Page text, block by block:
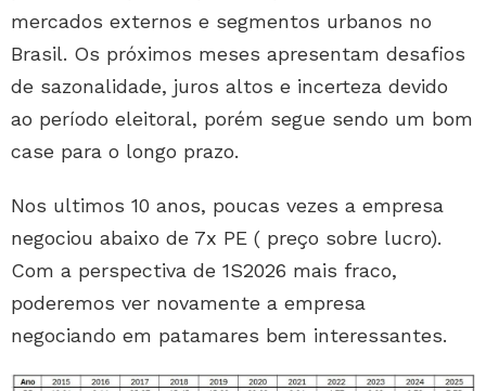
mercados externos e segmentos urbanos no
Brasil. Os próximos meses apresentam desafios
de sazonalidade, juros altos e incerteza devido
ao período eleitoral, porém segue sendo um bom
case para o longo prazo.
Nos ultimos 10 anos, poucas vezes a empresa
negociou abaixo de 7x PE ( preço sobre lucro).
Com a perspectiva de 1S2026 mais fraco,
poderemos ver novamente a empresa
negociando em patamares bem interessantes.